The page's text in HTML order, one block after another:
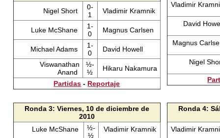
Nigel Short
0-
1
Vladimir Kramnik
Luke McShane
1-
0
Magnus Carlsen
Michael Adams
1-
0
David Howell
Viswanathan
Anand
½-
½
Hikaru Nakamura
Partidas - Reportaje
Vladimir
David
Magnus
Nigel
Ronda 3: Viernes, 10 de diciembre de
2010
Luke McShane
½-
½
Vladimir Kramnik
Ronda 4:
Vladimir